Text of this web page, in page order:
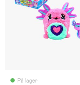
På lager